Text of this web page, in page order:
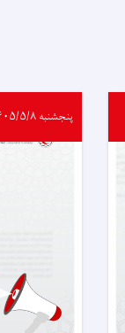
پنجشنبه ۱۴۰۵/۵/۸ - ۱۳:۵۴